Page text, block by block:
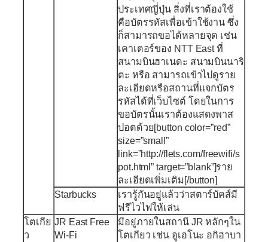
ประเทศญี่ปุ่น สิ่งที่เราต้องใช้
คือบัตรรหัสเพื่อเข้าใช้งาน ซึ่ง
ก็สามารถขอได้หลายจุด เช่น
เคาเตอร์ของ NTT East ที่
สนามบินฮาเนดะ สนามบินนาริ
ตะ หรือ สามารถเข้าไปดูราย
ละเอียดหรือสถานที่แจกบัตร
รหัสได้ที่เว็บไซต์ โดยในการ
ขอบัตรนั้นเราต้องแสดงพาส
ปอตด้วย[button color=”red”
size=”small”
link=”http://flets.com/freewifi/s
pot.html” target=”blank”]ราย
ละเอียดเพิ่มเติม[/button]
Starbucks
เรารู้กันอยู่แล้วว่าสตาร์บัคส์มี
ฟรีไวไฟให้เล่น
โตเกีย
ว
JR East Free
Wi-Fi
มีอยู่ภายในสถานี JR หลักๆใน
โตเกียว เช่น อูเอโนะ อกิฮาบา